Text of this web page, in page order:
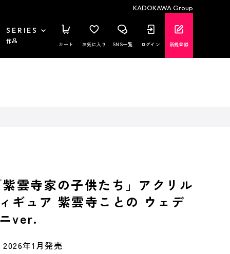
KADOKAWA Group
SERIES
作品 カート お気に入り SNS一覧 ログイン 新規登録
雲寺家の子供たち」アクリル
ギュア 紫雲寺ことの ウェデ
ver.
2026年1月発売